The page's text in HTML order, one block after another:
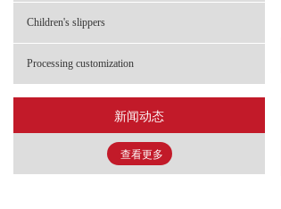
- FHS-2900 童鞋
Children's slippers
Processing customization
新闻动态
查看更多